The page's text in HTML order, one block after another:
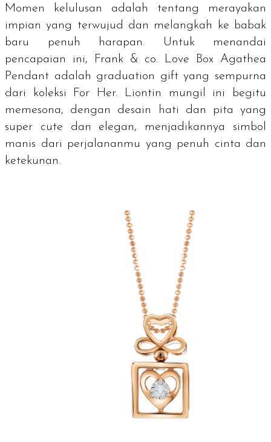
Momen kelulusan adalah tentang merayakan
impian yang terwujud dan melangkah ke babak
baru penuh harapan. Untuk menandai
pencapaian ini, Frank & co. Love Box Agathea
Pendant adalah graduation giftyang sempurna
dari koleksi For Her. Liontin mungil ini begitu
memesona, dengan desain hati dan pita yang
super cute dan elegan, menjadikannya simbol
manis dari perjalananmu yang penuh cinta dan
ketekunan.